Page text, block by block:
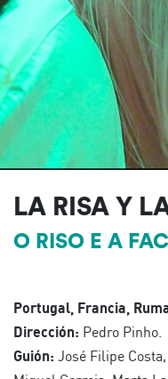
LA RISA Y
O RISO E A
Portugal, Francia,
Dirección: Pedro Pinho.
Guión: José Filipe